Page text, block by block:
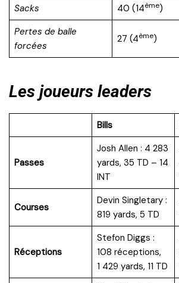
Sacks
40 (14ème)
Pertes de balle
forcées
27 (4ème)
Les joueurs leaders
Bills
Passes
Josh Allen : 4 283
yards, 35 TD – 14
INT
Courses
Devin Singletary :
819 yards, 5 TD
Réceptions
Stefon Diggs :
108 réceptions,
1 429 yards, 11 TD